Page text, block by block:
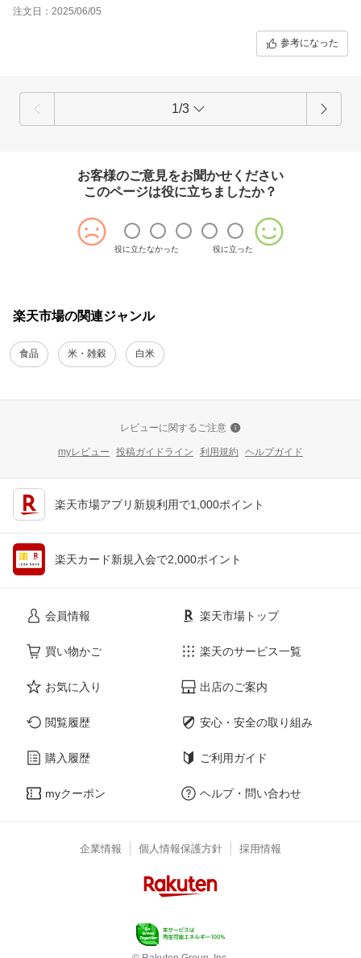
注文日：2025/06/05
参考になった
1/3
お客様のご意見をお聞かせください
このページは役に立ちましたか？
役に立たなかった 役に立った
楽天市場の関連ジャンル
食品 米・雑穀 白米
レビューに関するご注意
myレビュー 投稿ガイドライン 利用規約 ヘルプガイド
楽天市場アプリ新規利用で1,000ポイント
楽天カード新規入会で2,000ポイント
会員情報
買い物かご
お気に入り
閲覧履歴
購入履歴
myクーポン
楽天市場トップ
楽天のサービス一覧
出店のご案内
安心・安全の取り組み
ご利用ガイド
ヘルプ・問い合わせ
企業情報 個人情報保護方針 採用情報